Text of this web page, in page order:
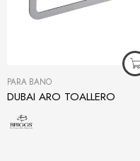
PARA BAÑO
DUBAI ARO TOALLERO